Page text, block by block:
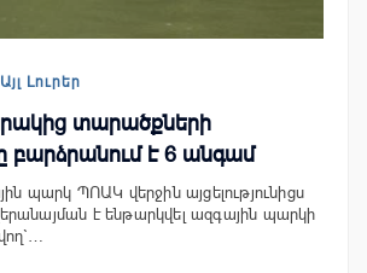
Այլ Լուրեր
տարածքների
բարձրանում է 6 անգամ
պարկ ՊՈԱԿ վերջին այցելությունիցս
է ենթարկվել ազգային պարկի